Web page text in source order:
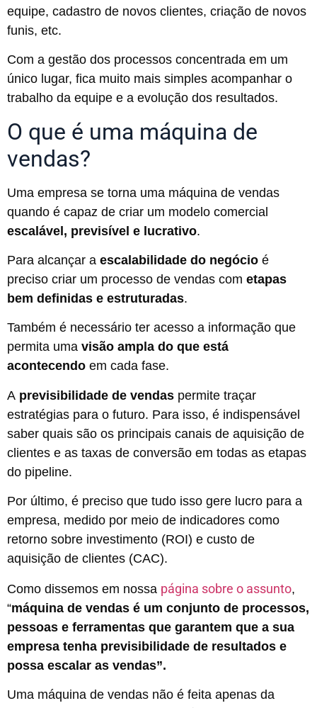
equipe, cadastro de novos clientes, criação de novos
funis, etc.
Com a gestão dos processos concentrada em um
único lugar, fica muito mais simples acompanhar o
trabalho da equipe e a evolução dos resultados.
O que é uma máquina de
vendas?
Uma empresa se torna uma máquina de vendas
quando é capaz de criar um modelo comercial
escalável, previsível e lucrativo.
Para alcançar a escalabilidade do negócio é
preciso criar um processo de vendas com etapas
bem definidas e estruturadas.
Também é necessário ter acesso a informação que
permita uma visão ampla do que está
acontecendo em cada fase.
A previsibilidade de vendas permite traçar
estratégias para o futuro. Para isso, é indispensável
saber quais são os principais canais de aquisição de
clientes e as taxas de conversão em todas as etapas
do pipeline.
Por último, é preciso que tudo isso gere lucro para a
empresa, medido por meio de indicadores como
retorno sobre investimento (ROI) e custo de
aquisição de clientes (CAC).
Como dissemos em nossa página sobre o assunto,
“máquina de vendas é um conjunto de processos,
pessoas e ferramentas que garantem que a sua
empresa tenha previsibilidade de resultados e
possa escalar as vendas”.
Uma máquina de vendas não é feita apenas da